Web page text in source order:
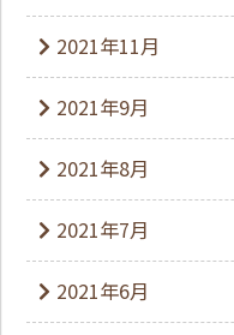
2021年11月
2021年9月
2021年8月
2021年7月
2021年6月